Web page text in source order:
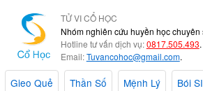
TỬ VI CỔ HỌC
Nhóm nghiên cứu huyền học chuyên
Hotline tư vấn dịch vụ:0817.505.493.
Email:Tuvancohoc@gmail.com.
Gieo Quẻ Thần Số Mệnh Lý
Bói